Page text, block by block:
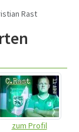
Rast
zum Profil